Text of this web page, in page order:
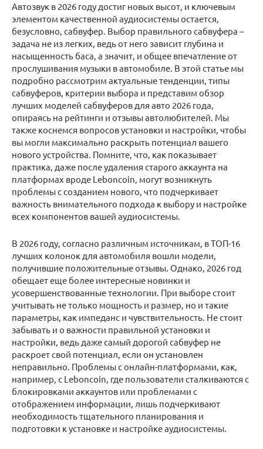
Автозвук в 2026 году достиг новых высот, и ключевым
элементом качественной аудиосистемы остается,
безусловно, сабвуфер. Выбор правильного сабвуфера –
задача не из легких, ведь от него зависит глубина и
насыщенность баса, а значит, и общее впечатление от
прослушивания музыки в автомобиле. В этой статье мы
подробно рассмотрим актуальные тенденции, типы
сабвуферов, критерии выбора и представим обзор
лучших моделей сабвуферов для авто 2026 года,
опираясь на рейтинги и отзывы автолюбителей. Мы
также коснемся вопросов установки и настройки, чтобы
вы могли максимально раскрыть потенциал вашего
нового устройства. Помните, что, как показывает
практика, даже после удаления старого аккаунта на
платформах вроде Leboncoin, могут возникнуть
проблемы с созданием нового, что подчеркивает
важность внимательного подхода к выбору и настройке
всех компонентов вашей аудиосистемы.
В 2026 году, согласно различным источникам, в ТОП-16
лучших колонок для автомобиля вошли модели,
получившие положительные отзывы. Однако, 2026 год
обещает еще более интересные новинки и
усовершенствованные технологии. При выборе стоит
учитывать не только мощность и размер, но и такие
параметры, как импеданс и чувствительность. Не стоит
забывать и о важности правильной установки и
настройки, ведь даже самый дорогой сабвуфер не
раскроет свой потенциал, если он установлен
неправильно. Проблемы с онлайн-платформами, как,
например, с Leboncoin, где пользователи сталкиваются с
блокировками аккаунтов или проблемами с
отображением информации, лишь подчеркивают
необходимость тщательного планирования и
подготовки к установке и настройке аудиосистемы.